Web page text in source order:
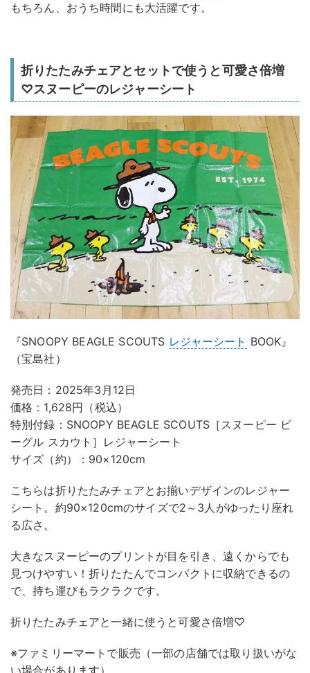
もちろん、おうち時間にも大活躍です。
折りたたみチェアとセットで使うと可愛さ倍増
♡スヌーピーのレジャーシート
『SNOOPY BEAGLE SCOUTS レジャーシート BOOK』
（宝島社）
発売日：2025年3月12日
価格：1,628円（税込）
特別付録：SNOOPY BEAGLE SCOUTS［スヌーピー ビ
ーグル スカウト］レジャーシート
サイズ（約）：90×120cm
こちらは折りたたみチェアとお揃いデザインのレジャー
シート。​約90×120cmのサイズで2～3人がゆったり座れ
る広さ。​
大きなスヌーピーのプリントが目を引き、遠くからでも
見つけやすい！​折りたたんでコンパクトに収納できるの
で、持ち運びもラクラクです。​
折りたたみチェアと一緒に使うと可愛さ倍増♡
※ファミリーマートで販売（一部の店舗では取り扱いがな
い場合があります）